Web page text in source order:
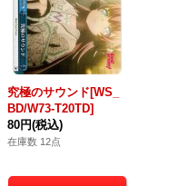
究極のサウンド[WS_
BD/W73-T20TD]
80円(税込)
在庫数 12点